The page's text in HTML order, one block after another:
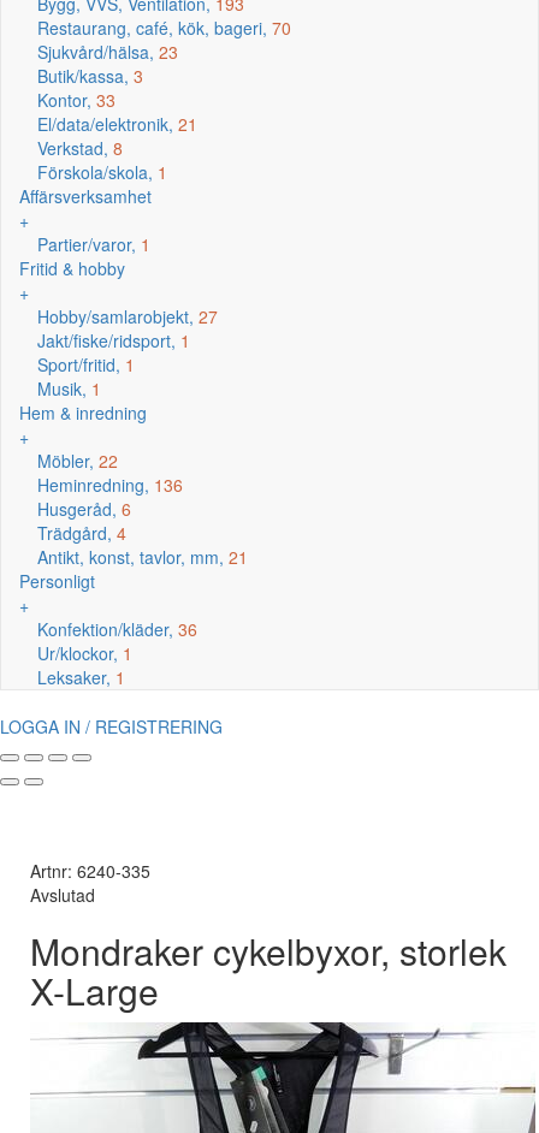
Restaurang, café, kök, bageri, 70
Sjukvård/hälsa, 23
Butik/kassa, 3
Kontor, 33
El/data/elektronik, 21
Verkstad, 8
Förskola/skola, 1
Affärsverksamhet
+
Partier/varor, 1
Fritid & hobby
+
Hobby/samlarobjekt, 27
Jakt/fiske/ridsport, 1
Sport/fritid, 1
Musik, 1
Hem & inredning
+
Möbler, 22
Heminredning, 136
Husgeråd, 6
Trädgård, 4
Antikt, konst, tavlor, mm, 21
Personligt
+
Konfektion/kläder, 36
Ur/klockor, 1
Leksaker, 1
LOGGA IN / REGISTRERING
Artnr: 6240-335
Avslutad
Mondraker cykelbyxor, storlek
X-Large